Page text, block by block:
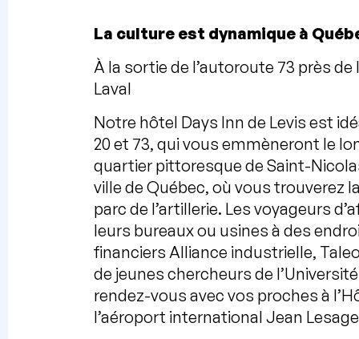
La culture est dynamique à
À la sortie de l’autoroute 73 près
Laval
Notre hôtel Days Inn de Levis est
20 et 73, qui vous emmèneront le
quartier pittoresque de Saint-
ville de Québec, où vous trouverez
parc de l’artillerie. Les voyageurs
leurs bureaux ou usines à des
financiers Alliance industrielle,
de jeunes chercheurs de
rendez-vous avec vos proches à
l’aéroport international Jean